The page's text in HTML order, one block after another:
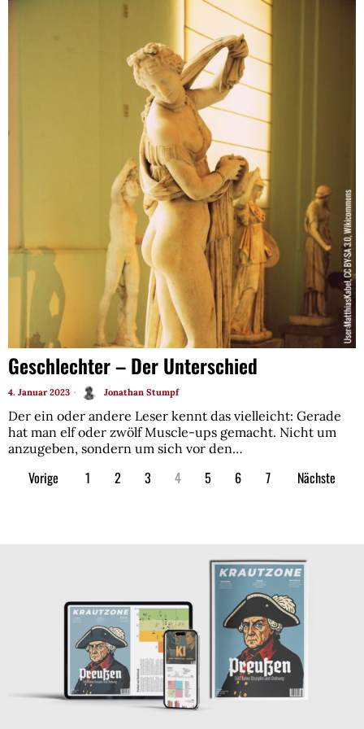
Geschlechter – Der Unterschied
4. Januar 2023 Jonathan Stumpf
Der ein oder andere Leser kennt das vielleicht: Gerade
hat man elf oder zwölf Muscle-ups gemacht. Nicht um
anzugeben, sondern um sich vor den…
Vorige 1 2 3 4 5 6 7 Nächste